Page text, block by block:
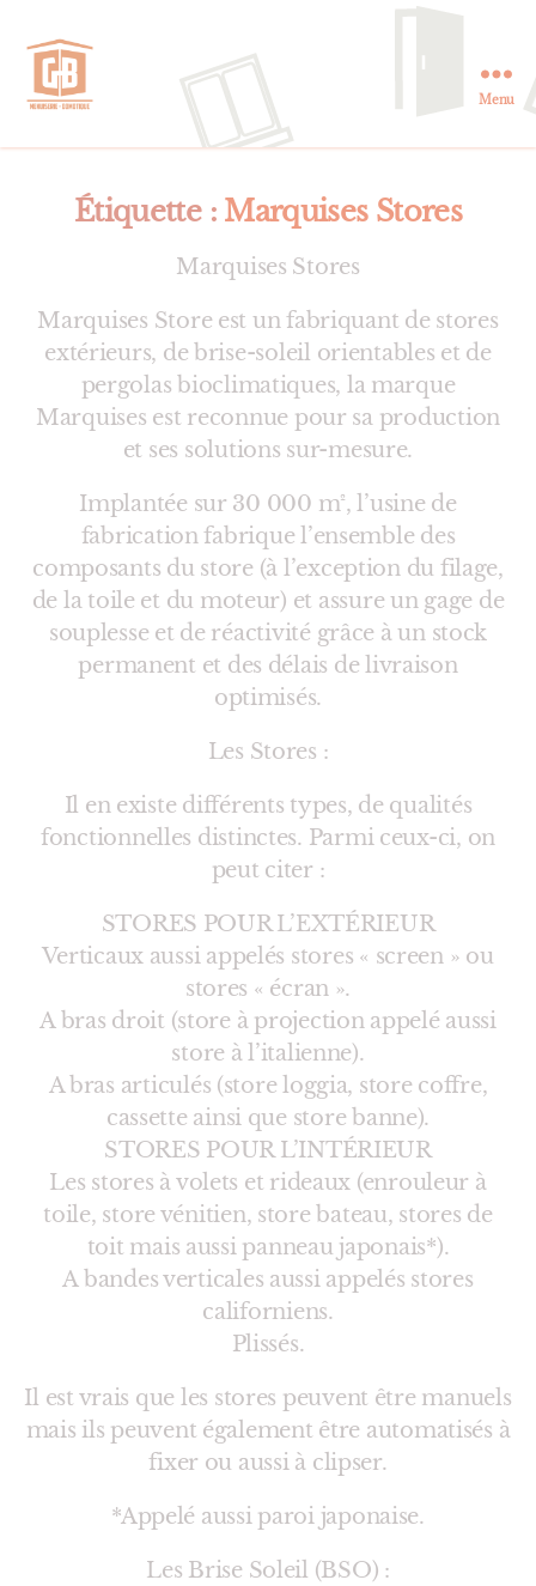
Menuiserie
Domotique
Menu
Étiquette : Marquises Stores
Marquises Stores
Marquises Store est un fabriquant de stores
extérieurs, de brise-soleil orientables et de
pergolas bioclimatiques, la marque
Marquises est reconnue pour sa production
et ses solutions sur-mesure.
Implantée sur 30 000 m², l’usine de
fabrication fabrique l’ensemble des
composants du store (à l’exception du filage,
de la toile et du moteur) et assure un gage de
souplesse et de réactivité grâce à un stock
permanent et des délais de livraison
optimisés.
Les Stores :
Il en existe différents types, de qualités
fonctionnelles distinctes. Parmi ceux-ci, on
peut citer :
STORES POUR L’EXTÉRIEUR
Verticaux aussi appelés stores « screen » ou
stores « écran ».
A bras droit (store à projection appelé aussi
store à l’italienne).
A bras articulés (store loggia, store coffre,
cassette ainsi que store banne).
STORES POUR L’INTÉRIEUR
Les stores à volets et rideaux (enrouleur à
toile, store vénitien, store bateau, stores de
toit mais aussi panneau japonais*).
A bandes verticales aussi appelés stores
californiens.
Plissés.
Il est vrais que les stores peuvent être manuels
mais ils peuvent également être automatisés à
fixer ou aussi à clipser.
*Appelé aussi paroi japonaise.
Les Brise Soleil (BSO) :